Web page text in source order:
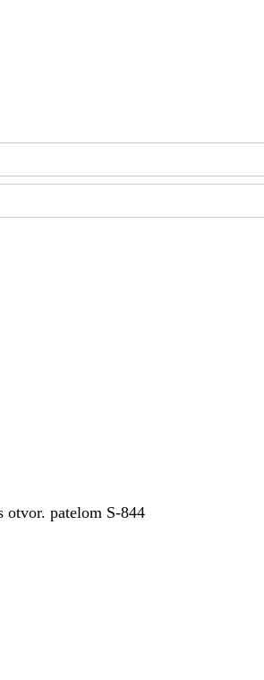
otvor. patelom S-844